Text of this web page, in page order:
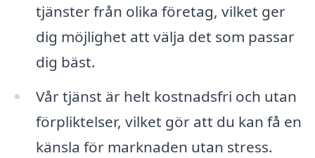
tjänster från olika företag, vilket ger
dig möjlighet att välja det som passar
dig bäst.
Vår tjänst är helt kostnadsfri och utan
förpliktelser, vilket gör att du kan få en
känsla för marknaden utan stress.